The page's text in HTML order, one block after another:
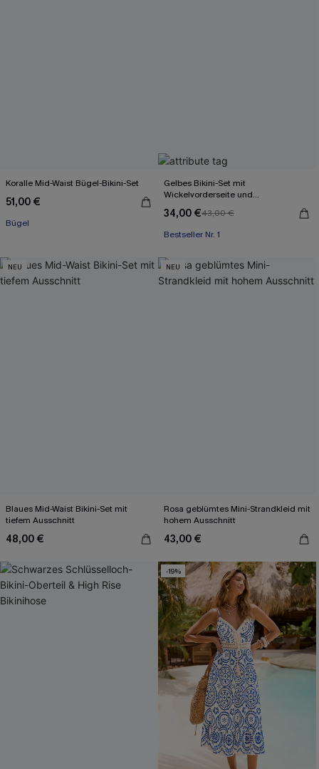
Koralle Mid-Waist Bügel-Bikini-Set
51,00 €
Bügel
Gelbes Bikini-Set mit
Wickelvorderseite und
34,00 €43,00 €
Bestseller Nr. 1
NEU
Blaues Mid-Waist Bikini-Set mit
tiefem Ausschnitt
48,00 €
NEU
Rosa geblümtes Mini-Strandkleid mit
hohem Ausschnitt
43,00 €
-19%